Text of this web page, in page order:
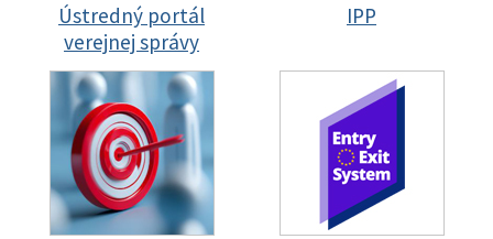
Ústredný portál
verejnej správy
IPP